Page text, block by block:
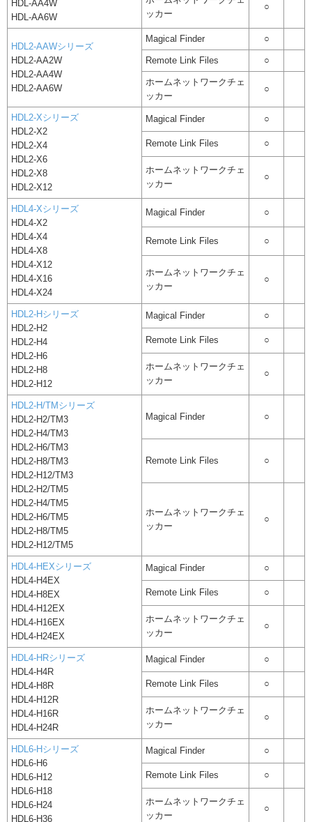
HDL-AA4W
HDL-AA6W
ッカー
○
HDL2-AAWシリーズ
HDL2-AA2W
HDL2-AA4W
HDL2-AA6W
Magical Finder ○
Remote Link Files ○
ホームネットワークチェ
ッカー
○
HDL2-Xシリーズ
HDL2-X2
HDL2-X4
HDL2-X6
HDL2-X8
HDL2-X12
Magical Finder ○
Remote Link Files ○
ホームネットワークチェ
ッカー
○
HDL4-Xシリーズ
HDL4-X2
HDL4-X4
HDL4-X8
HDL4-X12
HDL4-X16
HDL4-X24
Magical Finder ○
Remote Link Files ○
ホームネットワークチェ
ッカー
○
HDL2-Hシリーズ
HDL2-H2
HDL2-H4
HDL2-H6
HDL2-H8
HDL2-H12
Magical Finder ○
Remote Link Files ○
ホームネットワークチェ
ッカー
○
HDL2-H/TMシリーズ
HDL2-H2/TM3
HDL2-H4/TM3
HDL2-H6/TM3
HDL2-H8/TM3
HDL2-H12/TM3
HDL2-H2/TM5
HDL2-H4/TM5
HDL2-H6/TM5
HDL2-H8/TM5
HDL2-H12/TM5
Magical Finder ○
Remote Link Files ○
ホームネットワークチェ
ッカー
○
HDL4-HEXシリーズ
HDL4-H4EX
HDL4-H8EX
HDL4-H12EX
HDL4-H16EX
HDL4-H24EX
Magical Finder ○
Remote Link Files ○
ホームネットワークチェ
ッカー
○
HDL4-HRシリーズ
HDL4-H4R
HDL4-H8R
HDL4-H12R
HDL4-H16R
HDL4-H24R
Magical Finder ○
Remote Link Files ○
ホームネットワークチェ
ッカー
○
HDL6-Hシリーズ
HDL6-H6
HDL6-H12
HDL6-H18
HDL6-H24
HDL6-H36
Magical Finder ○
Remote Link Files ○
ホームネットワークチェ
ッカー
○